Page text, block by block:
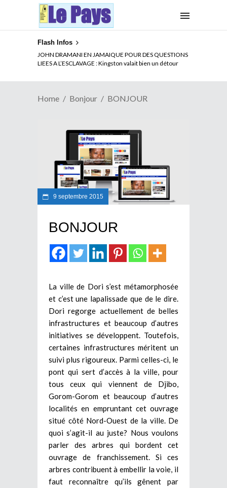
Flash Infos
JOHN DRAMANI EN JAMAIQUE POUR DES QUESTIONS
LIEES A L’ESCLAVAGE : Kingston valait bien un détour
Home Bonjour BONJOUR
9 septembre 2015
BONJOUR
La ville de Dori s’est métamorphosée
et c’est une lapalissade que de le dire.
Dori regorge actuellement de belles
infrastructures et beaucoup d’autres
initiatives se développent. Toutefois,
certaines infrastructures méritent un
suivi plus rigoureux. Parmi celles-ci, le
pont qui sert d’accès à la ville, pour
tous ceux qui viennent de Djibo,
Gorom-Gorom et beaucoup d’autres
localités en empruntant cet ouvrage
situé côté Nord-Ouest de la ville. De
quoi s’agit-il au juste? Nous voulons
parler des arbres qui bordent cet
ouvrage de franchissement. Si ces
arbres contribuent à embellir la voie, il
faut reconnaître qu’ils gênent par